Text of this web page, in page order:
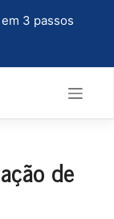
de
3 passos